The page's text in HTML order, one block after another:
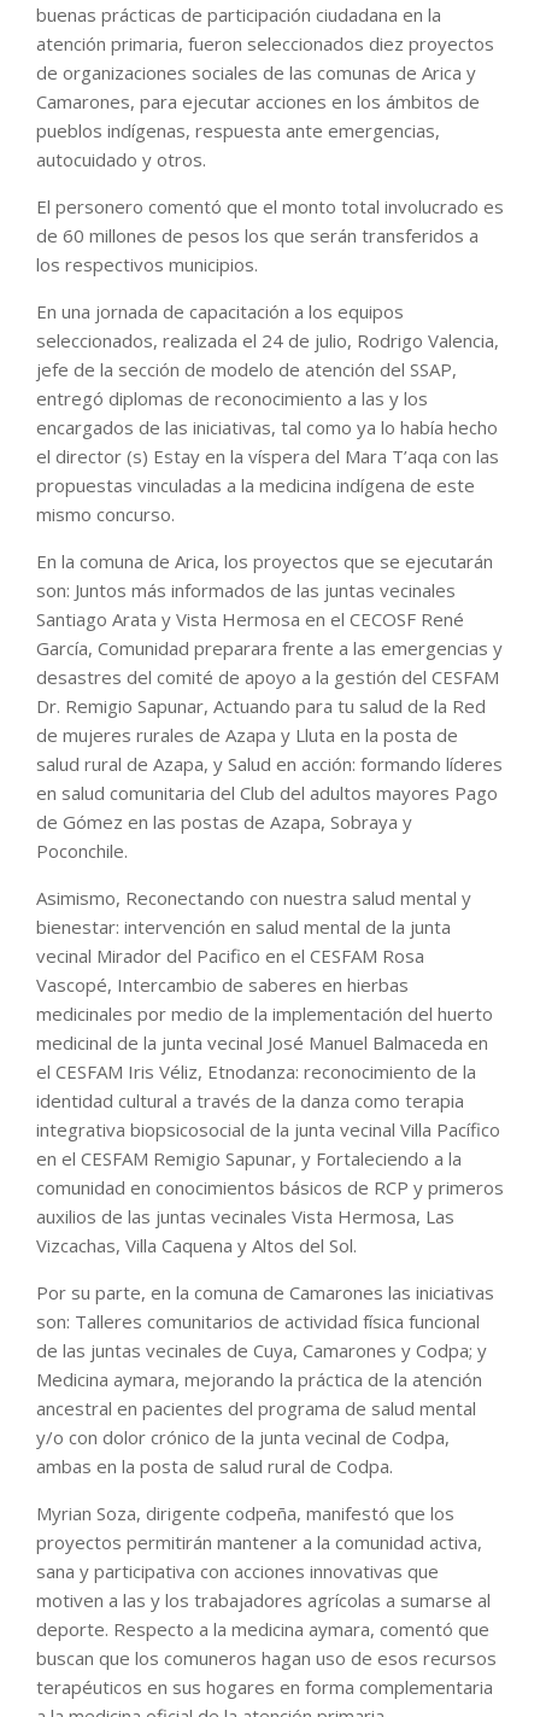
buenas prácticas de participación ciudadana en la
atención primaria, fueron seleccionados diez proyectos
de organizaciones sociales de las comunas de Arica y
Camarones, para ejecutar acciones en los ámbitos de
pueblos indígenas, respuesta ante emergencias,
autocuidado y otros.
El personero comentó que el monto total involucrado es
de 60 millones de pesos los que serán transferidos a
los respectivos municipios.
En una jornada de capacitación a los equipos
seleccionados, realizada el 24 de julio, Rodrigo Valencia,
jefe de la sección de modelo de atención del SSAP,
entregó diplomas de reconocimiento a las y los
encargados de las iniciativas, tal como ya lo había hecho
el director (s) Estay en la víspera del Mara T’aqa con las
propuestas vinculadas a la medicina indígena de este
mismo concurso.
En la comuna de Arica, los proyectos que se ejecutarán
son: Juntos más informados de las juntas vecinales
Santiago Arata y Vista Hermosa en el CECOSF René
García, Comunidad preparara frente a las emergencias y
desastres del comité de apoyo a la gestión del CESFAM
Dr. Remigio Sapunar, Actuando para tu salud de la Red
de mujeres rurales de Azapa y Lluta en la posta de
salud rural de Azapa, y Salud en acción: formando líderes
en salud comunitaria del Club del adultos mayores Pago
de Gómez en las postas de Azapa, Sobraya y
Poconchile.
Asimismo, Reconectando con nuestra salud mental y
bienestar: intervención en salud mental de la junta
vecinal Mirador del Pacifico en el CESFAM Rosa
Vascopé, Intercambio de saberes en hierbas
medicinales por medio de la implementación del huerto
medicinal de la junta vecinal José Manuel Balmaceda en
el CESFAM Iris Véliz, Etnodanza: reconocimiento de la
identidad cultural a través de la danza como terapia
integrativa biopsicosocial de la junta vecinal Villa Pacífico
en el CESFAM Remigio Sapunar, y Fortaleciendo a la
comunidad en conocimientos básicos de RCP y primeros
auxilios de las juntas vecinales Vista Hermosa, Las
Vizcachas, Villa Caquena y Altos del Sol.
Por su parte, en la comuna de Camarones las iniciativas
son: Talleres comunitarios de actividad física funcional
de las juntas vecinales de Cuya, Camarones y Codpa; y
Medicina aymara, mejorando la práctica de la atención
ancestral en pacientes del programa de salud mental
y/o con dolor crónico de la junta vecinal de Codpa,
ambas en la posta de salud rural de Codpa.
Myrian Soza, dirigente codpeña, manifestó que los
proyectos permitirán mantener a la comunidad activa,
sana y participativa con acciones innovativas que
motiven a las y los trabajadores agrícolas a sumarse al
deporte. Respecto a la medicina aymara, comentó que
buscan que los comuneros hagan uso de esos recursos
terapéuticos en sus hogares en forma complementaria